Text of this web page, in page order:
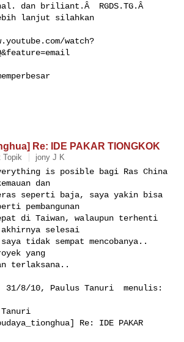
dan briliant.Â  RGDS.TG.Â
lanjut silahkan
watch?
Re: IDE PAKAR TIONGKOK
Topik jony J K
is posible bagi Ras China
dan
seperti baja, saya yakin bisa
pembangunan
di Taiwan, walaupun terhenti
selesai
tidak sempat mencobanya..
yang
terlaksana..
31/8/10, Paulus Tanuri  menulis:
Re: IDE PAKAR